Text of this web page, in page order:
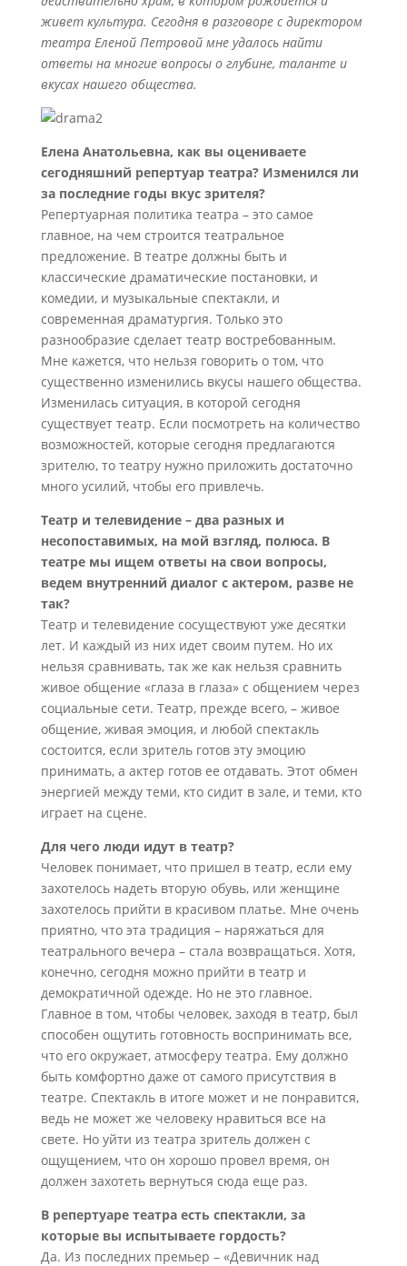
живет культура. Сегодня в разговоре с директором
театра Еленой Петровой мне удалось найти
ответы на многие вопросы о глубине, таланте и
вкусах нашего общества.
Елена Анатольевна, как вы оцениваете
сегодняшний репертуар театра? Изменился ли
за последние годы вкус зрителя?
Репертуарная политика театра – это самое
главное, на чем строится театральное
предложение. В театре должны быть и
классические драматические постановки, и
комедии, и музыкальные спектакли, и
современная драматургия. Только это
разнообразие сделает театр востребованным.
Мне кажется, что нельзя говорить о том, что
существенно изменились вкусы нашего общества.
Изменилась ситуация, в которой сегодня
существует театр. Если посмотреть на количество
возможностей, которые сегодня предлагаются
зрителю, то театру нужно приложить достаточно
много усилий, чтобы его привлечь.
Театр и телевидение – два разных и
несопоставимых, на мой взгляд, полюса. В
театре мы ищем ответы на свои вопросы,
ведем внутренний диалог с актером, разве не
так?
Театр и телевидение сосуществуют уже десятки
лет. И каждый из них идет своим путем. Но их
нельзя сравнивать, так же как нельзя сравнить
живое общение «глаза в глаза» с общением через
социальные сети. Театр, прежде всего, – живое
общение, живая эмоция, и любой спектакль
состоится, если зритель готов эту эмоцию
принимать, а актер готов ее отдавать. Этот обмен
энергией между теми, кто сидит в зале, и теми, кто
играет на сцене.
Для чего люди идут в театр?
Человек понимает, что пришел в театр, если ему
захотелось надеть вторую обувь, или женщине
захотелось прийти в красивом платье. Мне очень
приятно, что эта традиция – наряжаться для
театрального вечера – стала возвращаться. Хотя,
конечно, сегодня можно прийти в театр и
демократичной одежде. Но не это главное.
Главное в том, чтобы человек, заходя в театр, был
способен ощутить готовность воспринимать все,
что его окружает, атмосферу театра. Ему должно
быть комфортно даже от самого присутствия в
театре. Спектакль в итоге может и не понравится,
ведь не может же человеку нравиться все на
свете. Но уйти из театра зритель должен с
ощущением, что он хорошо провел время, он
должен захотеть вернуться сюда еще раз.
В репертуаре театра есть спектакли, за
которые вы испытываете гордость?
Да. Из последних премьер – «Девичник над